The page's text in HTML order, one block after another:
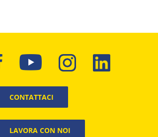
CONTATTACI
LAVORA CON NOI